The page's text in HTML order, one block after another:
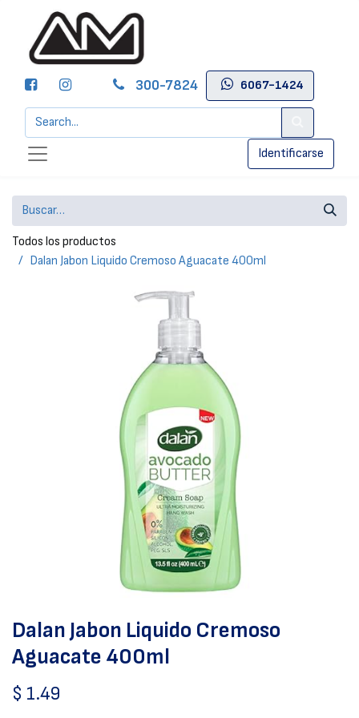
300-7824 6067-1424
Identificarse
Todos los productos
Dalan Jabon Liquido Cremoso Aguacate 400ml
Dalan Jabon Liquido Cremoso
Aguacate 400ml
$ 1.49